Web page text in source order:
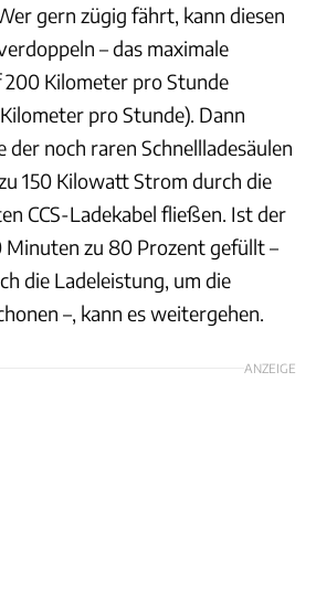
gern zügig fährt, kann diesen
– das maximale
200 Kilometer pro Stunde
pro Stunde). Dann
der noch raren Schnellladesäulen
150 Kilowatt Strom durch die
CCS-Ladekabel fließen. Ist der
Minuten zu 80 Prozent gefüllt –
die Ladeleistung, um die
–, kann es weitergehen.
ANZEIGE